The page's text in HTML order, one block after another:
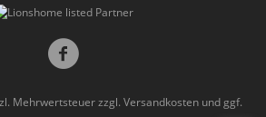
Mehrwertsteuer zzgl. Versandkosten und ggf.